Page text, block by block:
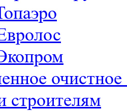
очистное
строителям